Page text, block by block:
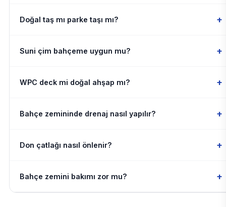
Doğal taş mı parke taşı mı? +
Suni çim bahçeme uygun mu? +
WPC deck mi doğal ahşap mı? +
Bahçe zemininde drenaj nasıl yapılır? +
Don çatlağı nasıl önlenir? +
Bahçe zemini bakımı zor mu? +